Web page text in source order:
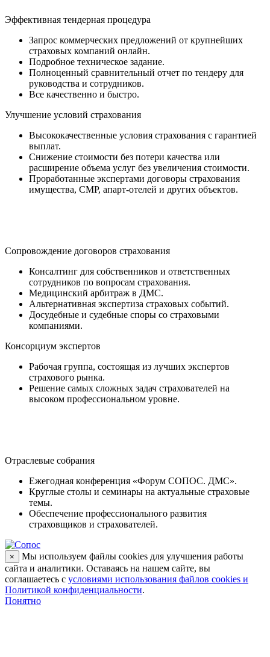
Эффективная тендерная процедура
Запрос коммерческих предложений от крупнейших
страховых компаний онлайн.
Подробное техническое задание.
Полноценный сравнительный отчет по тендеру для
руководства и сотрудников.
Все качественно и быстро.
Улучшение условий страхования
Высококачественные условия страхования с гарантией
выплат.
Снижение стоимости без потери качества или
расширение объема услуг без увеличения стоимости.
Проработанные экспертами договоры страхования
имущества, СМР, апарт-отелей и других объектов.
Сопровождение договоров страхования
Консалтинг для собственников и ответственных
сотрудников по вопросам страхования.
Медицинский арбитраж в ДМС.
Альтернативная экспертиза страховых событий.
Досудебные и судебные споры со страховыми
компаниями.
Консорциум экспертов
Рабочая группа, состоящая из лучших экспертов
страхового рынка.
Решение самых сложных задач страхователей на
высоком профессиональном уровне.
Отраслевые собрания
Ежегодная конференция «Форум СОПОС. ДМС».
Круглые столы и семинары на актуальные страховые
темы.
Обеспечение профессионального развития
страховщиков и страхователей.
×
Мы используем файлы cookies для улучшения работы
сайта и аналитики. Оставаясь на нашем сайте, вы
соглашаетесь с условиями использования файлов cookies и
Политикой конфиденциальности.
Понятно